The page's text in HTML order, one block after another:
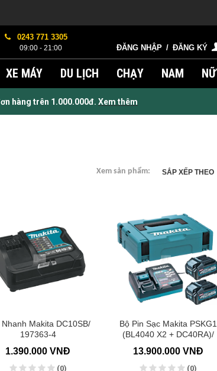
0243 771 3305
09:00 - 21:00 ĐĂNG NHẬP / ĐĂNG KÝ
XE MÁY DU LỊCH CHẠY NAM NỮ
hàng trên 1.000.000đ. Xem thêm
Xem sản phẩm: SẮP XẾP THEO
Nhanh Makita DC10SB/
197363-4
1.390.000 VNĐ
(0)
Bộ Pin Sạc Makita PSKG1
(BL4040 X2 + DC40RA)/
13.900.000 VNĐ
(0)